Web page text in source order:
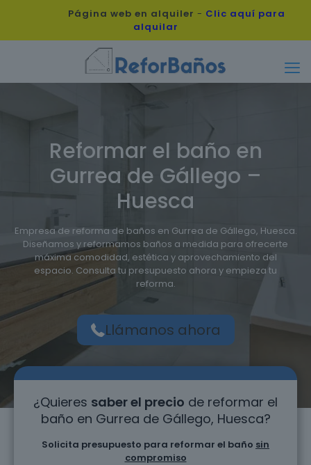
Página web en alquiler - Clic aquí para
alquilar
Reformar el baño en
Gurrea de Gállego –
Huesca
Empresa de reforma de baños en Gurrea de Gállego, Huesca.
Diseñamos y reformamos baños a medida para ofrecerte
máxima comodidad, estética y aprovechamiento del
espacio. Consulta tu presupuesto ahora y empieza tu
reforma.
Llámanos ahora
¿Quieres saber el precio de reformar el
baño en Gurrea de Gállego, Huesca?
Solicita presupuesto para reformar el baño sin
compromiso